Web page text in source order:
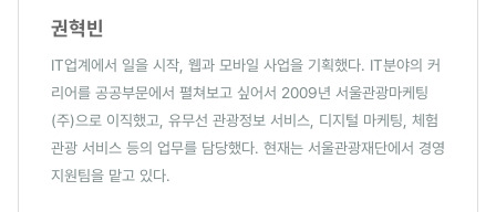
권혁빈
IT업계에서 일을 시작, 웹과 모바일 사업을 기획했다. IT분야의 커
리어를 공공부문에서 펼쳐보고 싶어서 2009년 서울관광마케팅
(주)으로 이직했고, 유무선 관광정보 서비스, 디지털 마케팅, 체험
관광 서비스 등의 업무를 담당했다. 현재는 서울관광재단에서 경영
지원팀을 맡고 있다.